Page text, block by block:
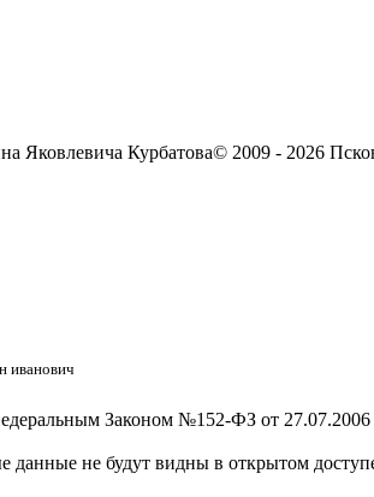
Яковлевича Курбатова© 2009 - 2026
иванович
Законом №152-ФЗ от
данные не будут видны в открытом